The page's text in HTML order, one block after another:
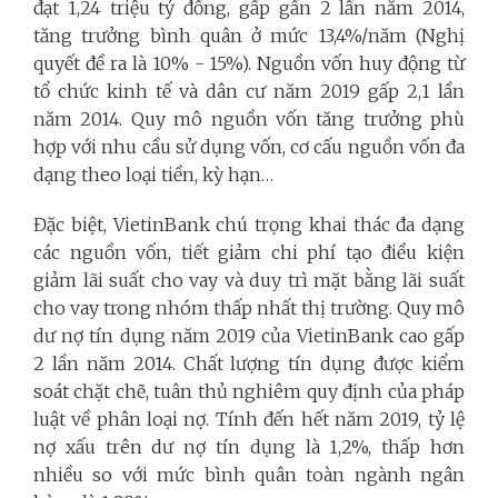
đạt 1,24 triệu tỷ đồng, gấp gần 2 lần năm 2014,
tăng trưởng bình quân ở mức 13,4%/năm (Nghị
quyết đề ra là 10% - 15%). Nguồn vốn huy động từ
tổ chức kinh tế và dân cư năm 2019 gấp 2,1 lần
năm 2014. Quy mô nguồn vốn tăng trưởng phù
hợp với nhu cầu sử dụng vốn, cơ cấu nguồn vốn đa
dạng theo loại tiền, kỳ hạn…
Đặc biệt, VietinBank chú trọng khai thác đa dạng
các nguồn vốn, tiết giảm chi phí tạo điều kiện
giảm lãi suất cho vay và duy trì mặt bằng lãi suất
cho vay trong nhóm thấp nhất thị trường. Quy mô
dư nợ tín dụng năm 2019 của VietinBank cao gấp
2 lần năm 2014. Chất lượng tín dụng được kiểm
soát chặt chẽ, tuân thủ nghiêm quy định của pháp
luật về phân loại nợ. Tính đến hết năm 2019, tỷ lệ
nợ xấu trên dư nợ tín dụng là 1,2%, thấp hơn
nhiều so với mức bình quân toàn ngành ngân